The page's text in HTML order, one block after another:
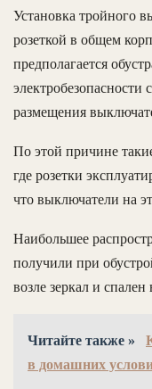
Установка тройного
розеткой в общем
предполагается
электробезопасности
размещения
По этой причине
где розетки
что выключатели на
Наибольшее
получили при
возле зеркал и
Читайте также »
в домашних